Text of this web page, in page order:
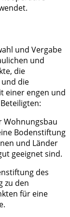
und Vergabe
und
die
die
einer engen und
Wohnungsbau
Bodenstiftung
und Länder
geeignet sind.
des
zu den
für eine